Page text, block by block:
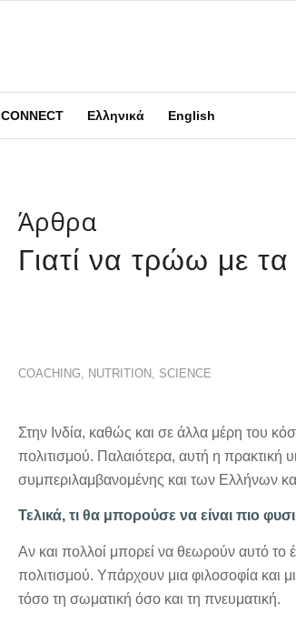
CONNECT Ελληνικά English
Άρθρα
Γιατί να τρώω με τα
COACHING, NUTRITION, SCIENCE
Στην Ινδία, καθώς και σε άλλα μέρη του
πολιτισμού. Παλαιότερα, αυτή η πρακτική
συμπεριλαμβανομένης και των Ελλήνων
Τελικά, τι θα μπορούσε να είναι πιο
Αν και πολλοί μπορεί να θεωρούν αυτό το
πολιτισμού. Υπάρχουν μια φιλοσοφία και
τόσο τη σωματική όσο και τη πνευματική.